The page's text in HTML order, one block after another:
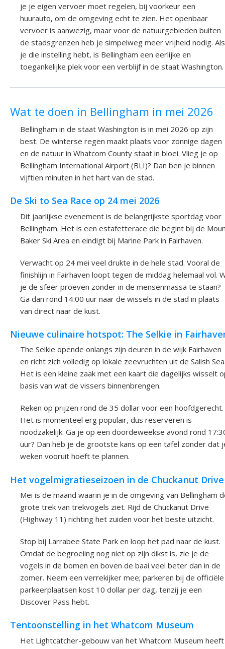
je je eigen vervoer moet regelen, bij voorkeur een
huurauto, om de omgeving echt te zien. Het openbaar
vervoer is aanwezig, maar voor de natuurgebieden buiten
de stadsgrenzen heb je simpelweg meer vrijheid nodig. Als
je die instelling hebt, is Bellingham een eerlijke en
toegankelijke plek voor een verblijf in de staat Washington.
Wat te doen in Bellingham in mei 2026
Bellingham in de staat Washington is in mei 2026 op zijn
best. De winterse regen maakt plaats voor zonnige dagen
en de natuur in Whatcom County staat in bloei. Vlieg je op
Bellingham International Airport (BLI)? Dan ben je binnen
vijftien minuten in het hart van de stad.
De Ski to Sea Race op 24 mei 2026
Dit jaarlijkse evenement is de belangrijkste sportdag voor
Bellingham. Het is een estafetterace die begint bij de
Baker Ski Area en eindigt bij Marine Park in Fairhaven.
Verwacht op 24 mei veel drukte in de hele stad. Vooral de
finishlijn in Fairhaven loopt tegen de middag helemaal vol.
je de sfeer proeven zonder in de mensenmassa te staan?
Ga dan rond 14:00 uur naar de wissels in de stad in plaats
van direct naar de kust.
Nieuwe culinaire hotspot: The Selkie in
The Selkie opende onlangs zijn deuren in de wijk Fairhaven
en richt zich volledig op lokale zeevruchten uit de Salish
Het is een kleine zaak met een kaart die dagelijks wisselt
basis van wat de vissers binnenbrengen.
Reken op prijzen rond de 35 dollar voor een hoofdgerecht.
Het is momenteel erg populair, dus reserveren is
noodzakelijk. Ga je op een doordeweekse avond rond
uur? Dan heb je de grootste kans op een tafel zonder dat
weken vooruit hoeft te plannen.
Het vogelmigratieseizoen in de Chuckanut Drive
Mei is de maand waarin je in de omgeving van Bellingham
grote trek van trekvogels ziet. Rijd de Chuckanut Drive
(Highway 11) richting het zuiden voor het beste uitzicht.
Stop bij Larrabee State Park en loop het pad naar de kust.
Omdat de begroeiing nog niet op zijn dikst is, zie je de
vogels in de bomen en boven de baai veel beter dan in de
zomer. Neem een verrekijker mee; parkeren bij de officiële
parkeerplaatsen kost 10 dollar per dag, tenzij je een
Discover Pass hebt.
Tentoonstelling in het Whatcom Museum
Het Lightcatcher-gebouw van het Whatcom Museum heeft